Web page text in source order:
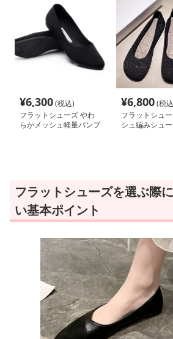
¥6,300(税込)
フラットシューズ やわ
らかメッシュ軽量パンプ
¥6,800(税
フラットシュ
シュ編みシュ
フラットシューズを選ぶ際
い基本ポイント